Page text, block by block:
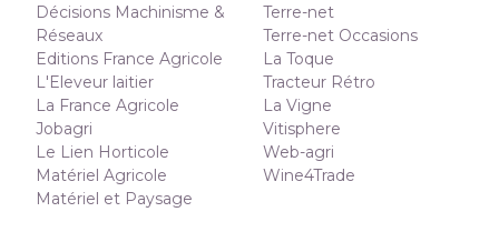
Décisions Machinisme &
Réseaux
Editions France Agricole
L'Eleveur laitier
La France Agricole
Jobagri
Le Lien Horticole
Matériel Agricole
Matériel et Paysage
Terre-net
Terre-net Occasions
La Toque
Tracteur Rétro
La Vigne
Vitisphere
Web-agri
Wine4Trade